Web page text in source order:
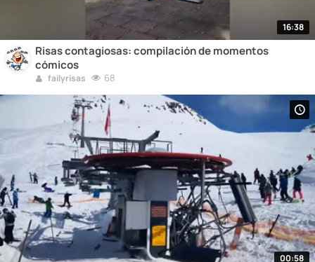
16:38
Risas contagiosas: compilación de momentos
cómicos
failyrisas 68
00:58